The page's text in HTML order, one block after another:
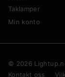
Taklamper
Min konto
© 2026
Kontakt oss